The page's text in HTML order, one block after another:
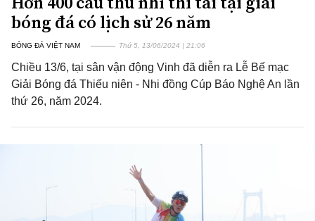
bóng đá có lịch sử 26 năm
BÓNG ĐÁ VIỆT NAM Thứ 5, 13/06/2024 | 21:06
Chiều 13/6, tại sân vận động Vinh đã diễn ra Lễ Bế mạc
Giải Bóng đá Thiếu niên - Nhi đồng Cúp Báo Nghệ An lần
thứ 26, năm 2024.